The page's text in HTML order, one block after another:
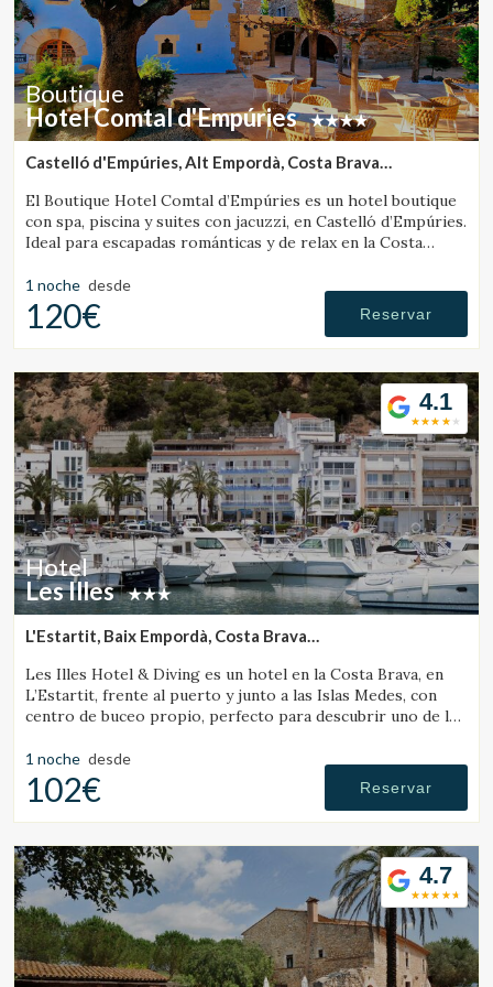
Boutique
Hotel Comtal d'Empúries
Castelló d'Empúries, Alt Empordà, Costa Brava
El Boutique Hotel Comtal d’Empúries es un hotel boutique
con spa, piscina y suites con jacuzzi, en Castelló d’Empúries.
Ideal para escapadas románticas y de relax en la Costa
1 noche desde
120€ Reservar
4.1
Hotel
Les Illes
L'Estartit, Baix Empordà, Costa Brava
Les Illes Hotel & Diving es un hotel en la Costa Brava, en
L’Estartit, frente al puerto y junto a las Islas Medes, con
centro de buceo propio, perfecto para descubrir uno de los
1 noche desde
102€ Reservar
4.7
guardar la información de preferencia del usuario para
mejorar la calidad de nuestros servicios y para ofrecer una
mejor experiencia a través de productos recomendados.
Marketing y publicidad
Estas cookies son utilizadas para almacenar información
sobre las preferencias y elecciones personales del usuario
a través de la observación continuada de sus hábitos de
navegación. Gracias a ellas, podemos conocer los hábitos
de navegación en el sitio web y mostrar publicidad
relacionada con el perfil de navegación del usuario.